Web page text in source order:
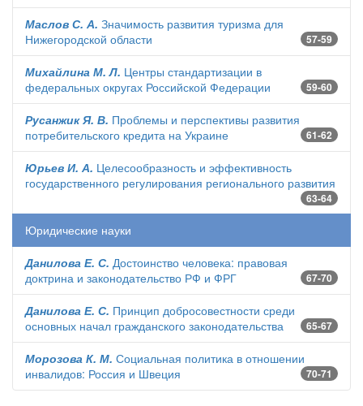
Маслов С. А. Значимость развития туризма для
Нижегородской области
57-59
Михайлина М. Л. Центры стандартизации в
федеральных округах Российской Федерации
59-60
Русанжик Я. В. Проблемы и перспективы развития
потребительского кредита на Украине
61-62
Юрьев И. А. Целесообразность и эффективность
государственного регулирования регионального развития
63-64
Юридические науки
Данилова Е. С. Достоинство человека: правовая
доктрина и законодательство РФ и ФРГ
67-70
Данилова Е. С. Принцип добросовестности среди
основных начал гражданского законодательства
65-67
Морозова К. М. Социальная политика в отношении
инвалидов: Россия и Швеция
70-71